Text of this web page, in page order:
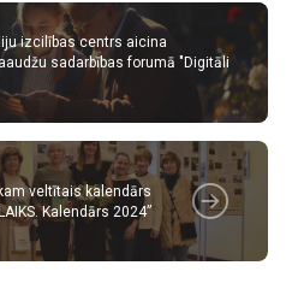
izcilības centrs aicina
sadarbības forumā "Digitāli
veltītais kalendārs
Kalendārs 2024”